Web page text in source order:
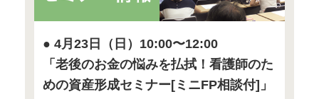
ないという方もいました。
読者のみなさんから
「そんなに年収あるのに信じ